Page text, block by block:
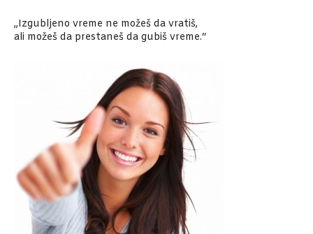
„Izgubljeno vreme ne možeš da vratiš,
ali možeš da prestaneš da gubiš vreme.“